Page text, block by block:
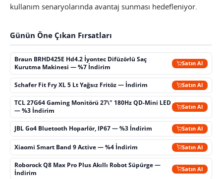
kullanım senaryolarında avantaj sunması hedefleniyor.
Günün Öne Çıkan Fırsatları
Braun BRHD425E Hd4.2 İyontec Difüzörlü Saç
Kurutma Makinesi — %7 İndirim
Satın Al
Schafer Fit Fry XL 5 Lt Yağsız Fritöz — İndirim Satın Al
TCL 27G64 Gaming Monitörü 27\" 180Hz QD-Mini LED
— %3 İndirim
Satın Al
JBL Go4 Bluetooth Hoparlör, IP67 — %3 İndirim Satın Al
Xiaomi Smart Band 9 Active — %4 İndirim Satın Al
Roborock Q8 Max Pro Plus Akıllı Robot Süpürge —
İndirim
Satın Al